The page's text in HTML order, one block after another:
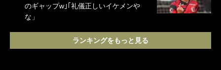
のギャップw｣｢礼儀正しいイケメンや
な」
ランキングをもっと見る